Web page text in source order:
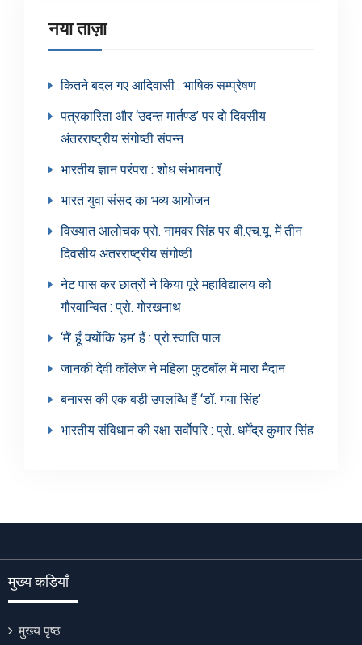
नया ताज़ा
कितने बदल गए आदिवासी : भाषिक सम्प्रेषण
पत्रकारिता और ‘उदन्त मार्तण्ड’ पर दो दिवसीय
अंतरराष्ट्रीय संगोष्ठी संपन्न
भारतीय ज्ञान परंपरा : शोध संभावनाएँ
भारत युवा संसद का भव्य आयोजन
विख्यात आलोचक प्रो. नामवर सिंह पर बी.एच.यू. में तीन
दिवसीय अंतरराष्ट्रीय संगोष्ठी
नेट पास कर छात्रों ने किया पूरे महाविद्यालय को
गौरवान्वित : प्रो. गोरखनाथ
‘मैं’ हूँ क्योंकि ‘हम’ हैं : प्रो.स्वाति पाल
जानकी देवी कॉलेज ने महिला फुटबॉल में मारा मैदान
बनारस की एक बड़ी उपलब्धि हैं ‘डॉ. गया सिंह’
भारतीय संविधान की रक्षा सर्वोपरि : प्रो. धर्मेंद्र कुमार सिंह
मुख्य कड़ियाँ
मुख्य पृष्ठ